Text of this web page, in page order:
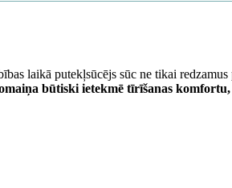
laikā putekļsūcējs sūc ne tikai redzamus
būtiski ietekmē tīrīšanas komfortu,